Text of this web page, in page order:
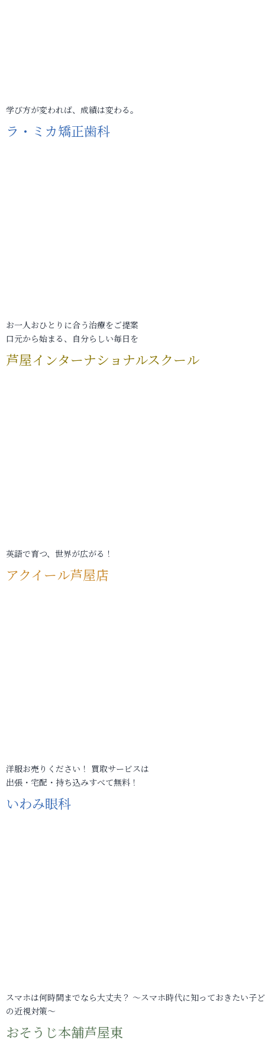
学び方が変われば、成績は変わる。
ラ・ミカ矯正歯科
お一人おひとりに合う治療をご提案
口元から始まる、自分らしい毎日を
芦屋インターナショナルスクール
英語で育つ、世界が広がる！
アクイール芦屋店
洋服お売りください！ 買取サービスは
出張・宅配・持ち込みすべて無料！
いわみ眼科
スマホは何時間までなら大丈夫？ ～スマホ時代に知っておきたい子
の近視対策～
おそうじ本舗芦屋東